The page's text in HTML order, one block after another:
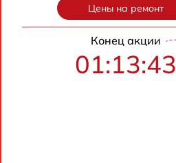
Цены на ремонт
Конец акции
01:13:42